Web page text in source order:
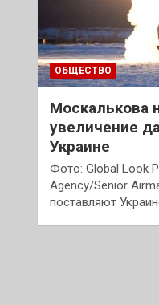
ОБЩЕСТВО
Москалькова
увеличение
Украине
Фото: Global Look
Agency/Senior
поставляют